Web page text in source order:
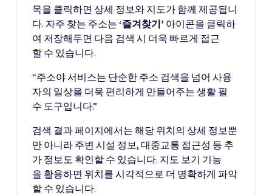
목을 클릭하면 상세 정보와 지도가 함께 제공됩니
다. 자주 찾는 주소는 ‘즐겨찾기’ 아이콘을 클릭하
여 저장해두면 다음 검색 시 더욱 빠르게 접근
할 수 있습니다.
“주소야 서비스는 단순한 주소 검색을 넘어 사용
자의 일상을 더욱 편리하게 만들어주는 생활 필
수 도구입니다.”
검색 결과 페이지에서는 해당 위치의 상세 정보뿐
만 아니라 주변 시설 정보, 대중교통 접근성 등 추
가 정보도 확인할 수 있습니다. 지도 보기 기능
을 활용하면 위치를 시각적으로 더 명확하게 파악
할 수 있습니다.